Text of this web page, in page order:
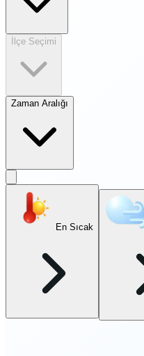
İlçe Seçimi
Zaman Aralığı
En Sıcak